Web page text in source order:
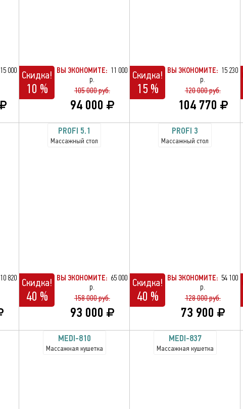
15 000
Скидка!
10 %
ВЫ ЭКОНОМИТЕ: 11 000
р.
105 000 руб.
94 000
Скидка!
15 %
ВЫ ЭКОНОМИТЕ: 15 230
р.
120 000 руб.
104 770
10 820
PROFI 5.1
Массажный стол
Скидка!
40 %
ВЫ ЭКОНОМИТЕ: 65 000
р.
158 000 руб.
93 000
PROFI 3
Массажный стол
Скидка!
40 %
ВЫ ЭКОНОМИТЕ: 54 100
р.
128 000 руб.
73 900
MEDI-810
Массажная кушетка
MEDI-837
Массажная кушетка